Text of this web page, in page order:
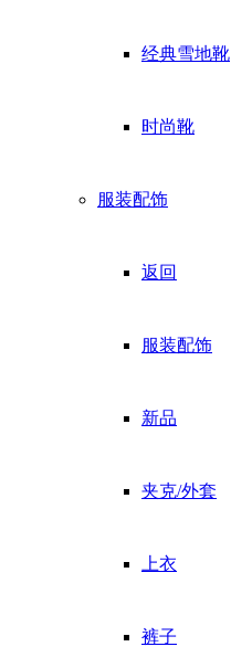
经典雪地靴
时尚靴
服装配饰
返回
服装配饰
新品
夹克/外套
上衣
裤子